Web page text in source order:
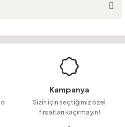
Soru Sor
ederiz.
görüntülenemiyor.
bulunuyor.
Kampanya
Sizin için seçtiğimiz özel
fırsatları kaçırmayın!